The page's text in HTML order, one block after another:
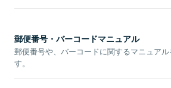
郵便番号・バーコードマニュアル
郵便番号や、バーコードに関するマニュアル
す。